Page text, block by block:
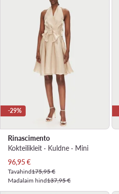
-29%
Rinascimento
Kokteilikleit · Kuldne · Mini
Praegune hind
96,95€
Tavahind175,95 €
Madalaim hind137,95 €